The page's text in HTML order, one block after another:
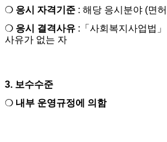
❍ 응시 자격기준 : 해당 응시분야 (면허
❍ 응시 결격사유 : 「 사회복지사업법 」
사유가 없는 자
3. 보수수준
❍ 내부 운영규정에 의함